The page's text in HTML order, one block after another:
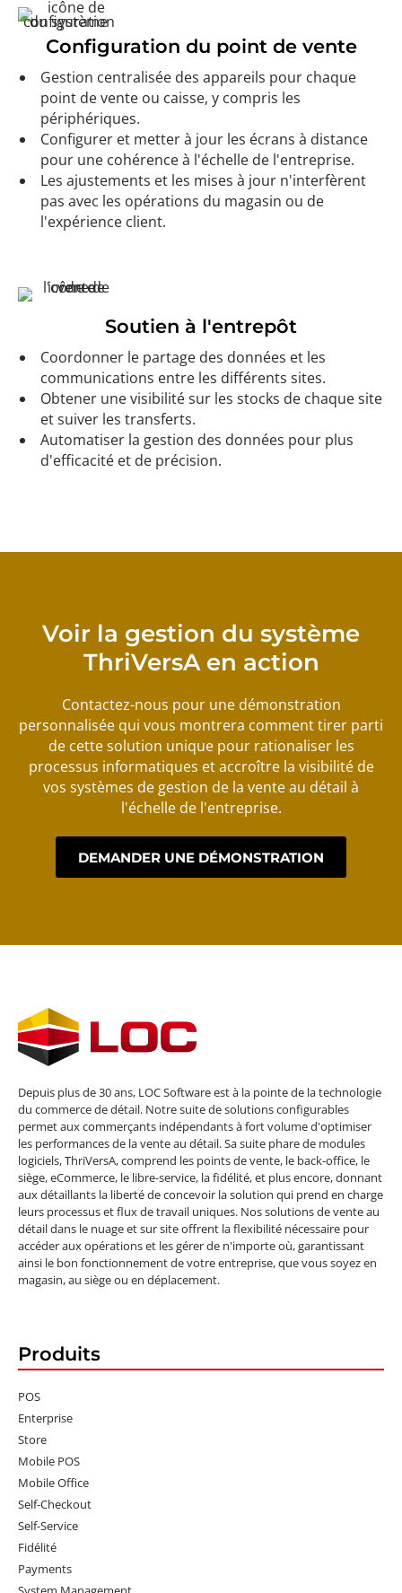
Configuration du point de vente
Gestion centralisée des appareils pour chaque
point de vente ou caisse, y compris les
périphériques.
Configurer et metter à jour les écrans à distance
pour une cohérence à l'échelle de l'entreprise.
Les ajustements et les mises à jour n'interfèrent
pas avec les opérations du magasin ou de
l'expérience client.
Soutien à l'entrepôt
Coordonner le partage des données et les
communications entre les différents sites.
Obtener une visibilité sur les stocks de chaque site
et suiver les transferts.
Automatiser la gestion des données pour plus
d'efficacité et de précision.
Voir la gestion du système
ThriVersA en action
Contactez-nous pour une démonstration
personnalisée qui vous montrera comment tirer parti
de cette solution unique pour rationaliser les
processus informatiques et accroître la visibilité de
vos systèmes de gestion de la vente au détail à
l'échelle de l'entreprise.
DEMANDER UNE DÉMONSTRATION
Depuis plus de 30 ans, LOC Software est à la pointe de la technologie
du commerce de détail. Notre suite de solutions configurables
permet aux commerçants indépendants à fort volume d'optimiser
les performances de la vente au détail. Sa suite phare de modules
logiciels, ThriVersA, comprend les points de vente, le back-office, le
siège, eCommerce, le libre-service, la fidélité, et plus encore, donnant
aux détaillants la liberté de concevoir la solution qui prend en charge
leurs processus et flux de travail uniques. Nos solutions de vente au
détail dans le nuage et sur site offrent la flexibilité nécessaire pour
accéder aux opérations et les gérer de n'importe où, garantissant
ainsi le bon fonctionnement de votre entreprise, que vous soyez en
magasin, au siège ou en déplacement.
Produits
POS
Enterprise
Store
Mobile POS
Mobile Office
Self-Checkout
Self-Service
Fidélité
Payments